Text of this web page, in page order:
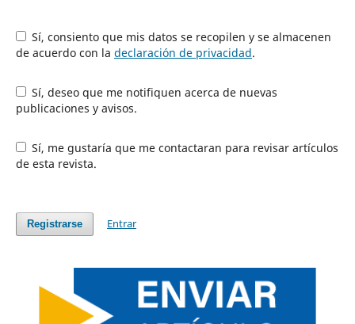
Sí, consiento que mis datos se recopilen y se almacenen
de acuerdo con la declaración de privacidad.
Sí, deseo que me notifiquen acerca de nuevas
publicaciones y avisos.
Sí, me gustaría que me contactaran para revisar artículos
de esta revista.
Registrarse Entrar